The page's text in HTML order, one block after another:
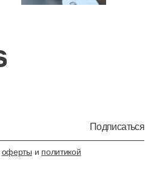
Подписаться
оферты и политикой